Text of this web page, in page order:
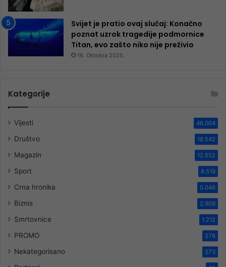
Svijet je pratio ovaj slučaj: Konačno
poznat uzrok tragedije podmornice
Titan, evo zašto niko nije preživio
16. Oktobra 2025.
Kategorije
Vijesti 46.004
Društvo 18.542
Magazin 12.552
Sport 8.519
Crna hronika 5.046
Biznis 2.909
Smrtovnice 1.212
PROMO 278
Nekategorisano 273